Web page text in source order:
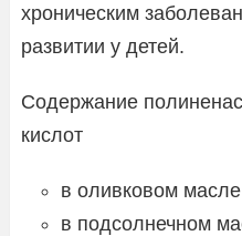
хроническим
развитии у детей.
Содержание
кислот
в оливковом
в подсолнечном